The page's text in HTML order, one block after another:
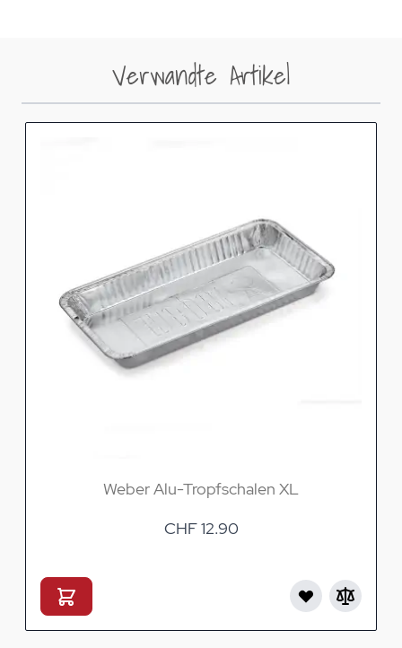
Verwandte Artikel
Weber Alu-Tropfschalen XL
CHF 12.90